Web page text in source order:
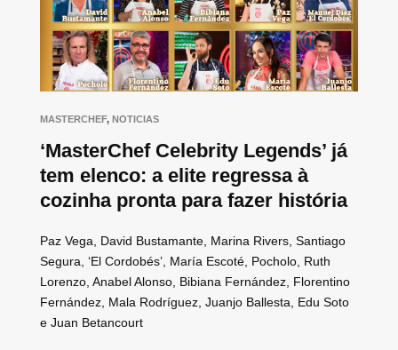
‘MasterChef Celebrity Legends’ já
tem elenco: a elite regressa à
cozinha pronta para fazer história
MASTERCHEF, NOTICIAS
Paz Vega, David Bustamante, Marina Rivers, Santiago
Segura, ‘El Cordobés’, María Escoté, Pocholo, Ruth
Lorenzo, Anabel Alonso, Bibiana Fernández, Florentino
Fernández, Mala Rodríguez, Juanjo Ballesta, Edu Soto
e Juan Betancourt